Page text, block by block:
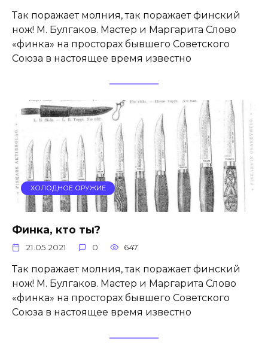
Так поражает молния, так поражает финский
нож! М. Булгаков. Мастер и Маргарита Слово
«финка» на просторах бывшего Советского
Союза в настоящее время известно
ХОЛОДНОЕ ОРУЖИЕ
Финка, кто ты?
21.05.2021 0 647
Так поражает молния, так поражает финский
нож! М. Булгаков. Мастер и Маргарита Слово
«финка» на просторах бывшего Советского
Союза в настоящее время известно